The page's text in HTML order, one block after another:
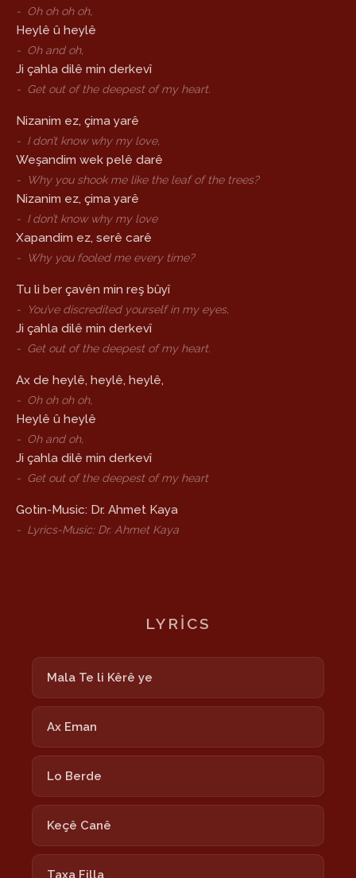
- Oh oh oh oh,
Heylê û heylê
- Oh and oh,
Ji çahla dilê min derkevî
- Get out of the deepest of my heart.
Nizanim ez, çima yarê
- I don’t know why my love,
Weşandim wek pelê darê
- Why you shook me like the leaf of the trees?
Nizanim ez, çima yarê
- I don’t know why my love
Xapandim ez, serê carê
- Why you fooled me every time?
Tu li ber çavên min reş bûyî
- You’ve discredited yourself in my eyes,
Ji çahla dilê min derkevî
- Get out of the deepest of my heart.
Ax de heylê, heylê, heylê,
- Oh oh oh oh,
Heylê û heylê
- Oh and oh,
Ji çahla dilê min derkevî
- Get out of the deepest of my heart
Gotin-Music: Dr. Ahmet Kaya
- Lyrics-Music: Dr. Ahmet Kaya
LYRICS
Mala Te li Kêrê ye
Ax Eman
Lo Berde
Keçê Canê
Taxa Filla